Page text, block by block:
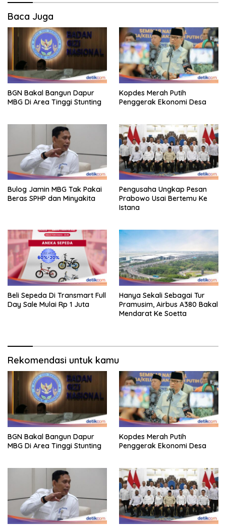
Baca Juga
BGN Bakal Bangun Dapur
MBG Di Area Tinggi Stunting
Kopdes Merah Putih
Penggerak Ekonomi Desa
Bulog Jamin MBG Tak Pakai
Beras SPHP dan Minyakita
Pengusaha Ungkap Pesan
Prabowo Usai Bertemu Ke
Istana
Beli Sepeda Di Transmart Full
Day Sale Mulai Rp 1 Juta
Hanya Sekali Sebagai Tur
Pramusim, Airbus A380 Bakal
Mendarat Ke Soetta
Rekomendasi untuk kamu
BGN Bakal Bangun Dapur
MBG Di Area Tinggi Stunting
Kopdes Merah Putih
Penggerak Ekonomi Desa